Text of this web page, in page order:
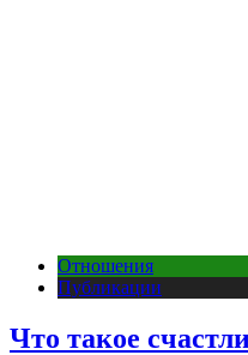
Отношения
Публикации
Что такое